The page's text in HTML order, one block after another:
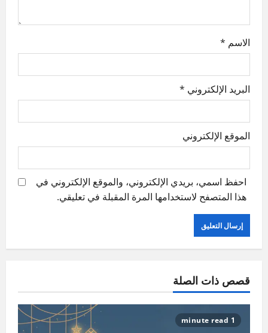
الاسم *
البريد الإلكتروني *
الموقع الإلكتروني
احفظ اسمي، بريدي الإلكتروني، والموقع الإلكتروني في
هذا المتصفح لاستخدامها المرة المقبلة في تعليقي.
قصص ذات الصلة
1 minute read